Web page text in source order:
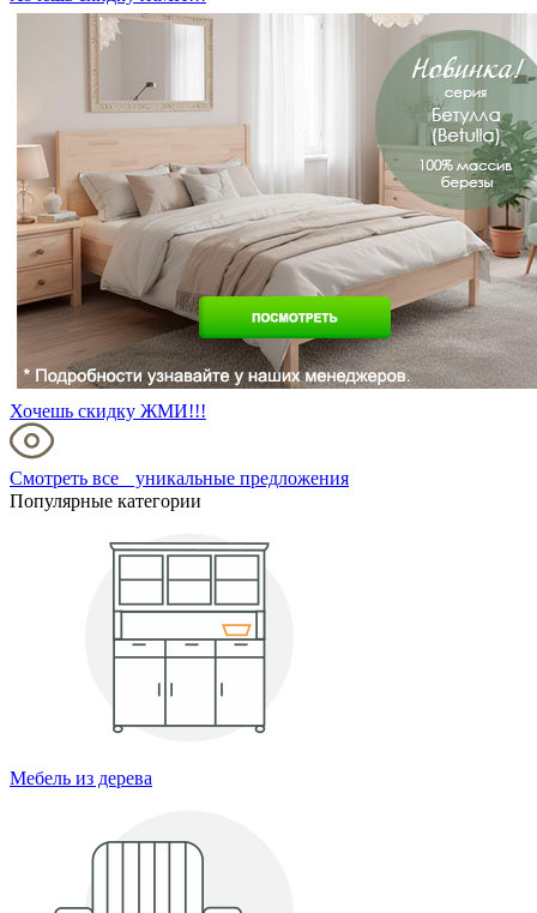
Хочешь скидку ЖМИ!!!
Смотреть все уникальные предложения
Популярные категории
Мебель из дерева